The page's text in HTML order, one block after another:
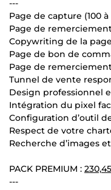
---
Page de capture (100
Page de
Copywriting de la
Page de bon de
Page de
Tunnel de vente
Design professionnel
Intégration du pixel
Configuration d’outil
Respect de votre
Recherche d’images
PACK PREMIUM :
---